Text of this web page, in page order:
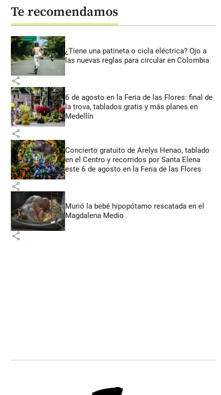
Te recomendamos
¿Tiene una patineta o cicla eléctrica? Ojo a
las nuevas reglas para circular en Colombia
share
6 de agosto en la Feria de las Flores: final de
la trova, tablados gratis y más planes en
Medellín
share
Concierto gratuito de Arelys Henao, tablado
en el Centro y recorridos por Santa Elena
este 6 de agosto en la Feria de las Flores
share
Murió la bebé hipopótamo rescatada en el
Magdalena Medio
share